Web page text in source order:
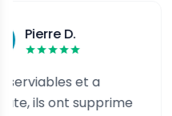
D.
et a
ont supprime